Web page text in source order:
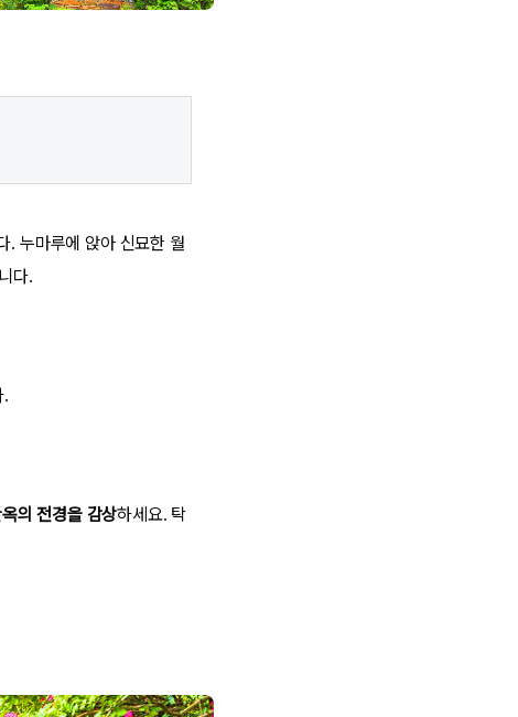
. 누마루에 앉아 신묘한 월
다.
.
의 전경을 감상하세요. 탁